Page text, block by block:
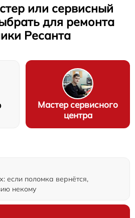
или сервисный
для ремонта
Ресанта
Мастер сервисного
центра
если поломка вернётся,
некому